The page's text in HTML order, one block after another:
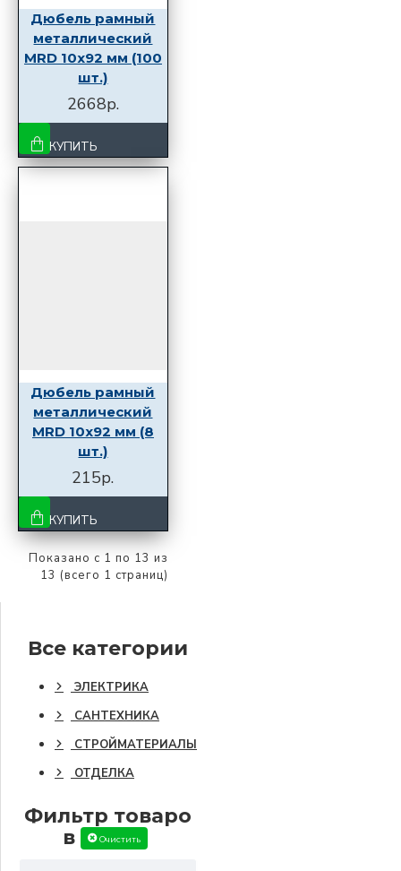
Дюбель рамный
металлический
MRD 10x92 мм (100
шт.)
2668р.
КУПИТЬ
Дюбель рамный
металлический
MRD 10x92 мм (8
шт.)
215р.
КУПИТЬ
Показано с 1 по 13 из
13 (всего 1 страниц)
Все категории
ЭЛЕКТРИКА
САНТЕХНИКА
СТРОЙМАТЕРИАЛЫ
ОТДЕЛКА
Фильтр товаро
в
Очистить